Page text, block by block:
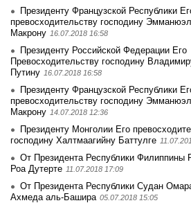
Президенту Французской Республики
превосходительству господину
Макрону 16.07.2018 16:58
Президенту Российской Федерации Его
Превосходительству господину
Путину 16.07.2018 16:58
Президенту Французской Республики
превосходительству господину
Макрону 14.07.2018 12:36
Президенту Монголии Его
господину Халтмаагийну Баттулге
От Президента Республики Филиппины
Роа Дутерте 11.07.2018 17:09
От Президента Республики Судан
Ахмеда аль-Башира 05.07.2018 15:05